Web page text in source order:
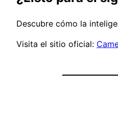
Descubre cómo la
Visita el sitio oficial: